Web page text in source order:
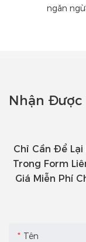
ngăn
Nhận Được
Chỉ Cần Để Lại
Trong Form
Giá Miễn Phí
Tên